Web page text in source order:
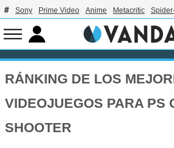
Sony Prime Video Anime Metacritic
RÁNKING DE LOS
VIDEOJUEGOS PARA PS
SHOOTER